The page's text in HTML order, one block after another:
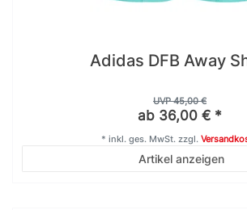
Adidas DFB Away
UVP 45,00 €
ab 36,00 € *
Artikel anzeigen
* inkl. ges. MwSt.zzgl.